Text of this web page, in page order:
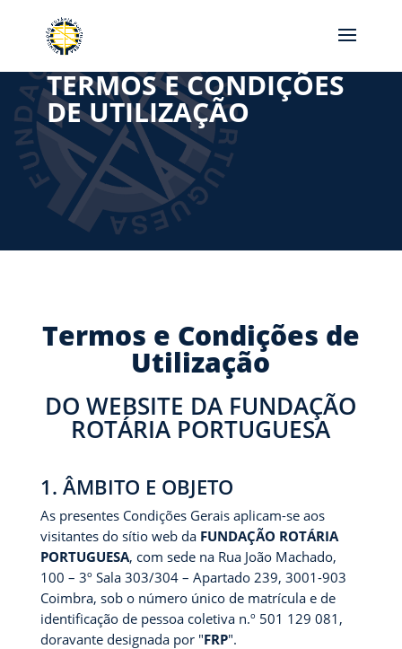
TERMOS E CONDIÇÕES
DE UTILIZAÇÃO
Termos e Condições de
Utilização
DO WEBSITE DA FUNDAÇÃO
ROTÁRIA PORTUGUESA
1. ÂMBITO E OBJETO
As presentes Condições Gerais aplicam-se aos
visitantes do sítio web da FUNDAÇÃO ROTÁRIA
PORTUGUESA, com sede na Rua João Machado,
100 – 3º Sala 303/304 – Apartado 239, 3001-903
Coimbra, sob o número único de matrícula e de
identificação de pessoa coletiva n.º 501 129 081,
doravante designada por "FRP".